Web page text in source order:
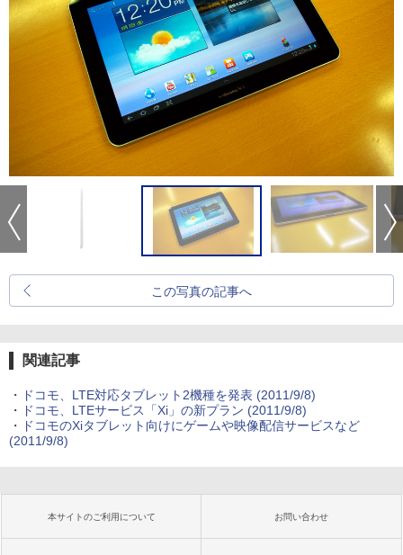
この写真の記事へ
関連記事
・ ドコモ、LTE対応タブレット2機種を発表 (2011/9/8)
・
ドコモ、LTEサービス「Xi」の新プラン (2011/9/8)
・
ドコモのXiタブレット向けにゲームや映像配信サービスなど
(2011/9/8)
本サイトのご利用について お問い合わせ